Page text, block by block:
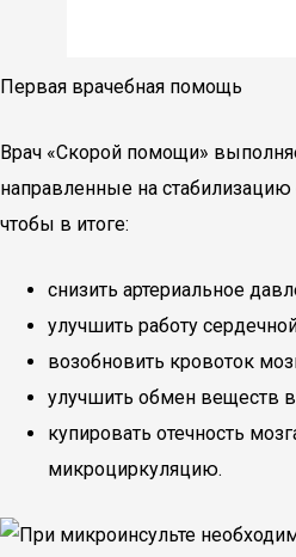
Первая врачебная помощь
Врач «Скорой помощи»
направленные на стабилизацию
чтобы в итоге:
снизить артериальное
улучшить работу
возобновить кровоток
улучшить обмен веществ
купировать отечность
микроциркуляцию.